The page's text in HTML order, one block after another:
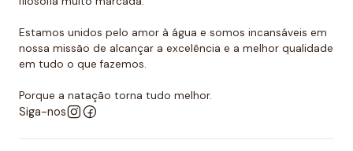
Estamos unidos pelo amor à água e somos incansáveis em
nossa missão de alcançar a excelência e a melhor qualidade
em tudo o que fazemos.
Porque a natação torna tudo melhor.
Siga-nos